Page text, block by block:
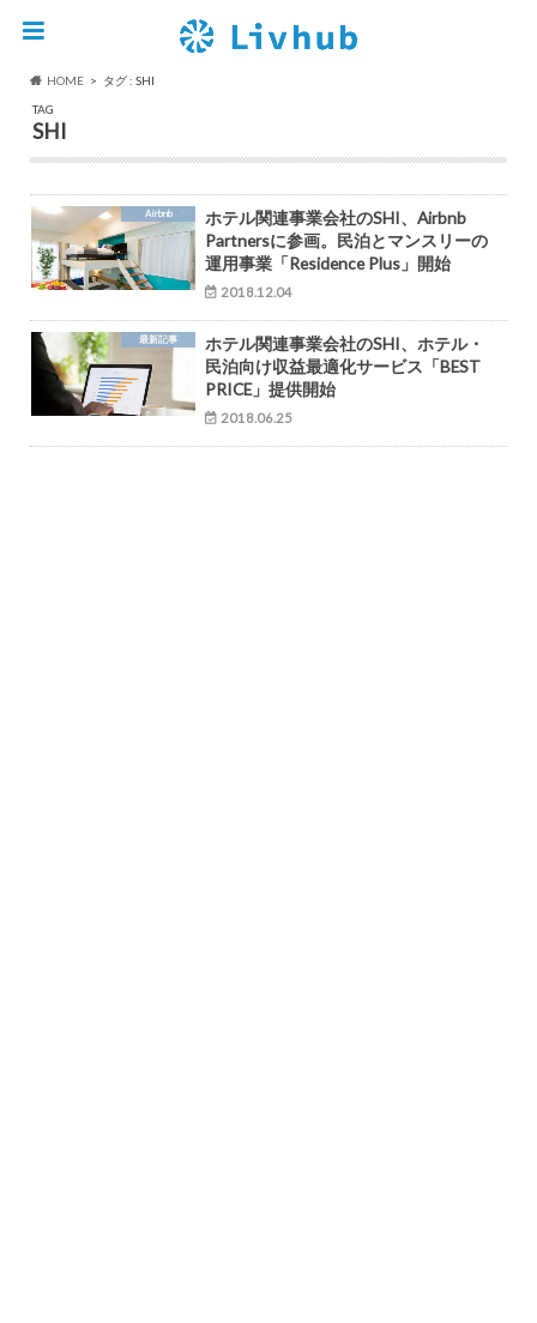
HOME
タグ : SHI
TAG
SHI
Airbnb
ホテル関連事業会社のSHI、Airbnb
Partnersに参画。民泊とマンスリーの
運用事業「Residence Plus」開始
2018.12.04
最新記事
ホテル関連事業会社のSHI、ホテル・
民泊向け収益最適化サービス「BEST
PRICE」提供開始
2018.06.25